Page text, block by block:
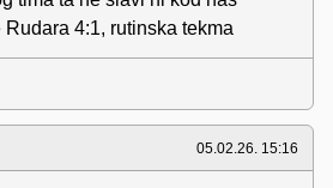
4:1, rutinska tekma
05.02.26. 15:16